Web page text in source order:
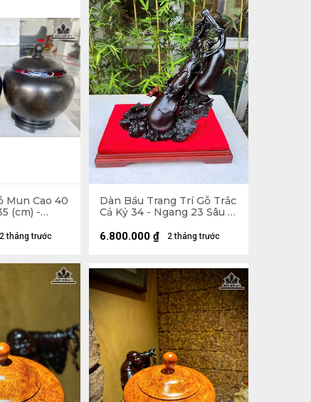
Mun Cao 40
(cm) -
2 tháng trước
Dàn Bầu Trang Trí Gỗ Trắc
Cả Kỷ 34 - Ngang 23 Sâu 15
2 tháng trước
6.800.000 ₫